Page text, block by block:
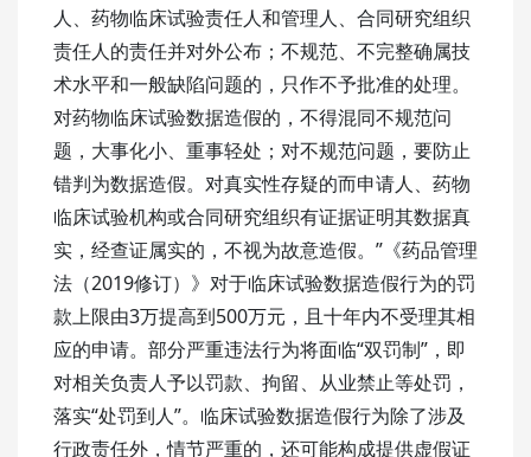
人、药物临床试验责任人和管理人、合同研究组织
责任人的责任并对外公布；不规范、不完整确属技
术水平和一般缺陷问题的，只作不予批准的处理。
对药物临床试验数据造假的，不得混同不规范问
题，大事化小、重事轻处；对不规范问题，要防止
错判为数据造假。对真实性存疑的而申请人、药物
临床试验机构或合同研究组织有证据证明其数据真
实，经查证属实的，不视为故意造假。”《药品管理
法（2019修订）》对于临床试验数据造假行为的罚
款上限由3万提高到500万元，且十年内不受理其相
应的申请。部分严重违法行为将面临“双罚制”，即
对相关负责人予以罚款、拘留、从业禁止等处罚，
落实“处罚到人”。临床试验数据造假行为除了涉及
行政责任外，情节严重的，还可能构成提供虚假证